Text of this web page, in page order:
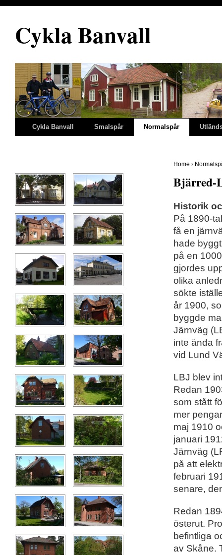
Cykla Banvall
Cykla Banvall Smalspår Normalspår
Home ›
Bjärred-
Historik
På 1890-
få en
hade
på en
gjordes
olika
sökte
år 1900,
byggde
Järnväg
inte ända
vid Lund
LBJ blev
Redan
som stått
mer
maj 1910
januari
Järnväg
på att
februari
senare,
Redan
österut.
befintliga
av Skåne.